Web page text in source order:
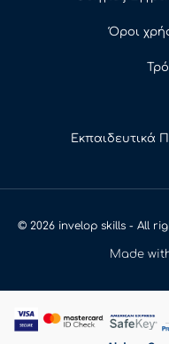
Όροι
Εκπαιδευτικά
© 2026 invelop skills - All
Made